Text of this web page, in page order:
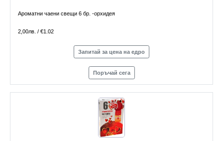
Ароматни чаени свещи 6 бр. -орхидея
2,00лв. / €1.02
Запитай за цена на едро
Поръчай сега